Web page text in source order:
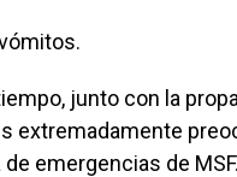
junto con la
extremadamente
emergencias de MSF.